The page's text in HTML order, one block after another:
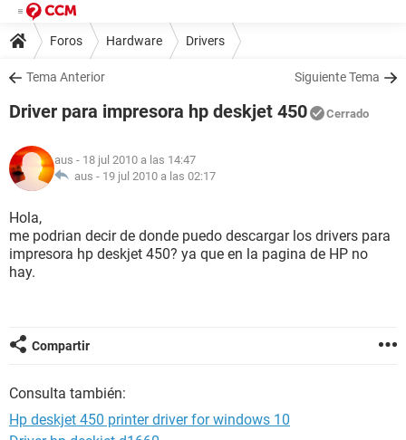
Foros Hardware Drivers
Tema Anterior Siguiente Tema
Driver para impresora hp deskjet 450 Cerrado
aus - 18 jul 2010 a las 14:47
aus - 19 jul 2010 a las 02:17
Hola,
me podrian decir de donde puedo descargar los drivers para
impresora hp deskjet 450? ya que en la pagina de HP no
hay.
Compartir
Consulta también:
Hp deskjet 450 printer driver for windows 10